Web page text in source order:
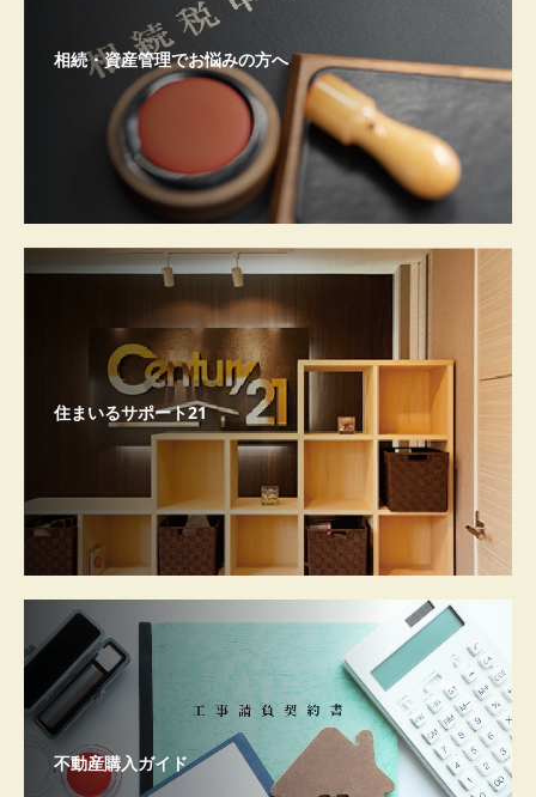
相続・資産管理でお悩みの方へ
住まいるサポート21
不動産購入ガイド